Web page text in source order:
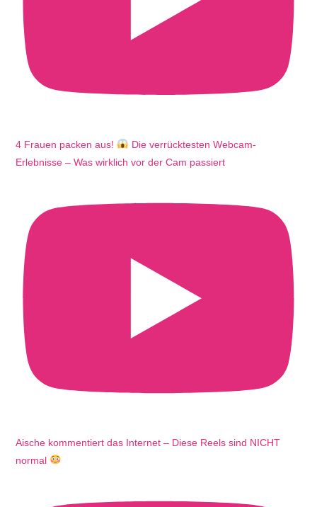
4 Frauen packen aus!
Die verrücktesten Webcam-
Erlebnisse – Was wirklich vor der Cam passiert
Aische kommentiert das Internet – Diese Reels sind NICHT
normal